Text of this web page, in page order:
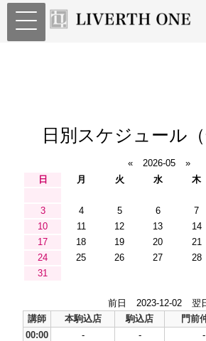
日別スケジュール（
« 2026-05 »
日 月 火 水 木
3
4 5 6 7
10
11 12 13 14
17
18 19 20 21
24
25 26 27 28
31
前日 2023-12-02 翌
講師
本駒込店 駒込店 門前
00:00
- - -